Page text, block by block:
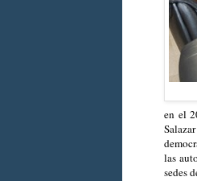
en el
las
sedes